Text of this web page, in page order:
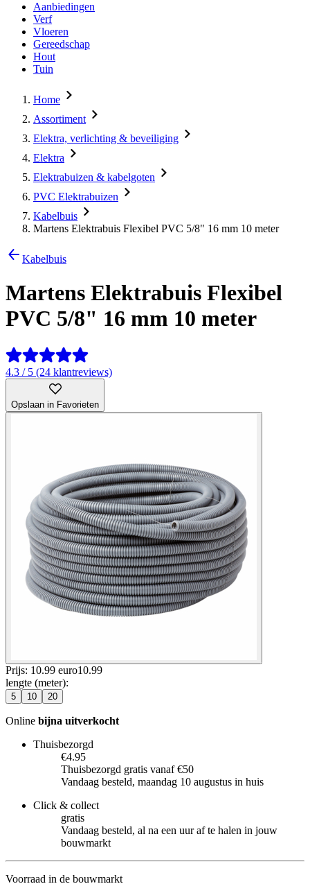
Aanbiedingen
Verf
Vloeren
Gereedschap
Hout
Tuin
Home
Assortiment
Elektra, verlichting & beveiliging
Elektra
Elektrabuizen & kabelgoten
PVC Elektrabuizen
Kabelbuis
Martens Elektrabuis Flexibel PVC 5/8" 16 mm 10 meter
Kabelbuis
Martens Elektrabuis Flexibel
PVC 5/8" 16 mm 10 meter
4.3 / 5 (24 klantreviews)
Opslaan in Favorieten
Prijs: 10.99 euro10.99
lengte (meter):
5 10 20
Online bijna uitverkocht
Thuisbezorgd
€4.95
Thuisbezorgd gratis vanaf €50
Vandaag besteld, maandag 10 augustus in huis
Click & collect
gratis
Vandaag besteld, al na een uur af te halen in jouw
bouwmarkt
Voorraad in de bouwmarkt